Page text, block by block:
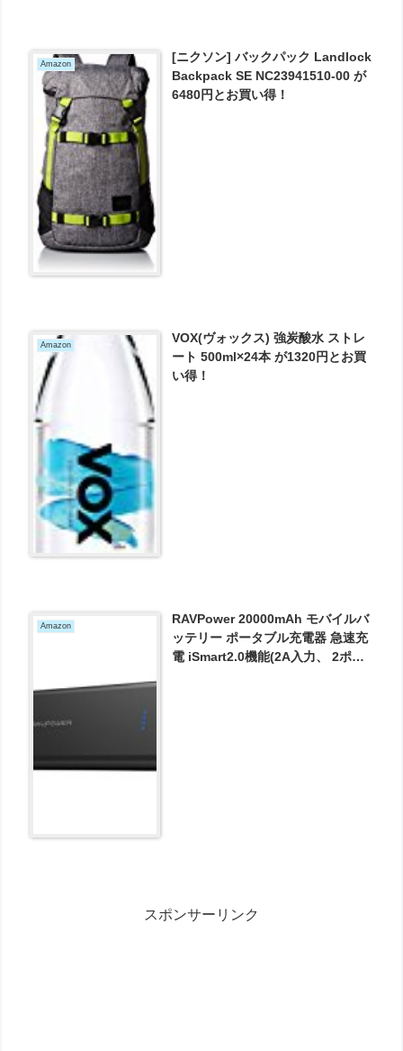
Amazon
[ニクソン] バックパック Landlock
Backpack SE NC23941510-00 が
6480円とお買い得！
Amazon
VOX(ヴォックス) 強炭酸水 ストレ
ート 500ml×24本 が1320円とお買
い得！
Amazon
RAVPower 20000mAh モバイルバ
ッテリー ポータブル充電器 急速充
電 iSmart2.0機能(2A入力、 2ポー
スポンサーリンク